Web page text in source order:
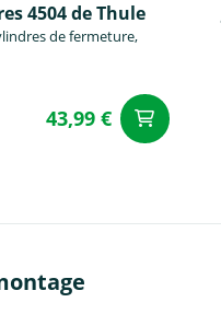
4504 de Thule
de fermeture,
43,99 €